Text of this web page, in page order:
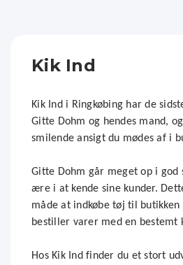
Kik Ind
Kik Ind i Ringkøbing har de
Gitte Dohm og hendes mand,
smilende ansigt du mødes af i
Gitte Dohm går meget op i
ære i at kende sine kunder.
måde at indkøbe tøj til butikken
bestiller varer med en bestemt
Hos Kik Ind finder du et stort